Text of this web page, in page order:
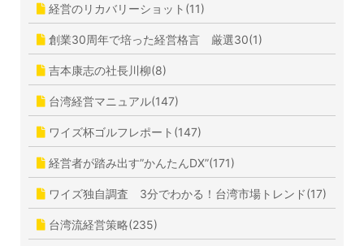
経営のリカバリーショット(11)
創業30周年で培った経営格言 厳選30(1)
吉本康志の社長川柳(8)
台湾経営マニュアル(147)
ワイズ杯ゴルフレポート(147)
経営者が踏み出す”かんたんDX”(171)
ワイズ独自調査 3分でわかる！台湾市場トレンド(17)
台湾流経営策略(235)